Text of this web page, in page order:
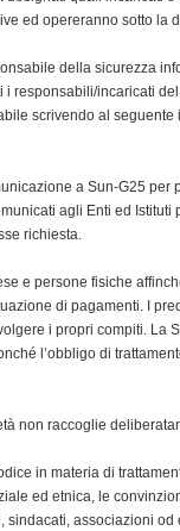
ed opereranno sotto la
della sicurezza
i responsabili/incaricati
scrivendo al seguente
a Sun-G25 per
agli Enti ed Istituti
richiesta.
e persone fisiche
di pagamenti. I
i propri compiti. La
l’obbligo di
non raccoglie
in materia di
ed etnica, le
sindacati, associazioni